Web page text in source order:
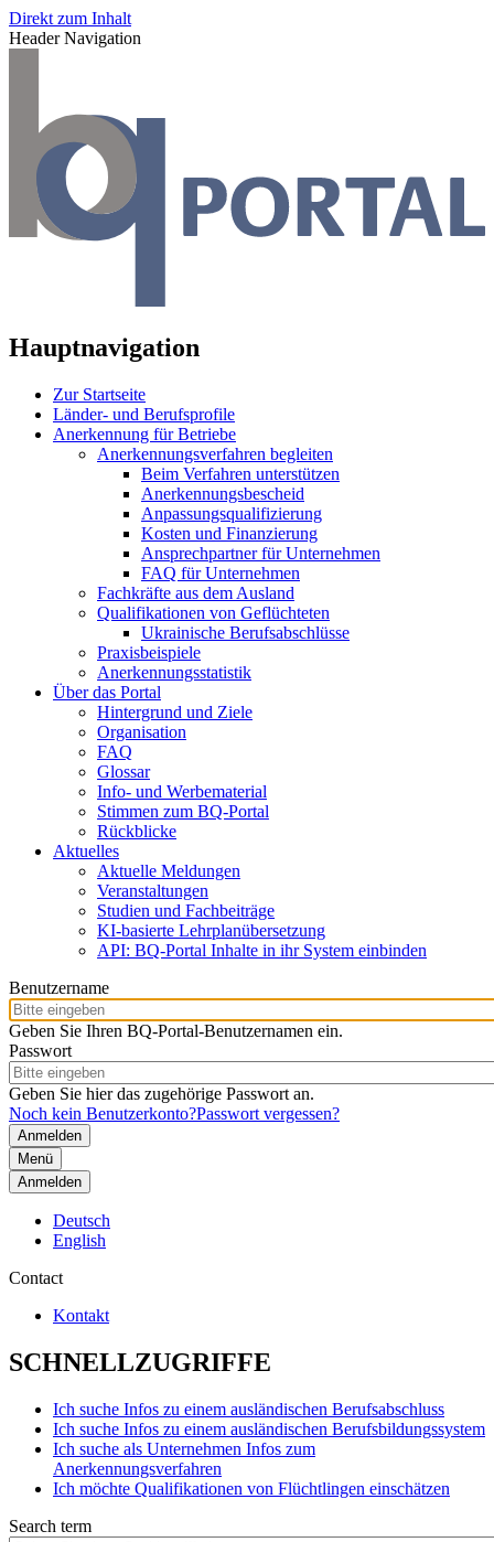
Direkt zum Inhalt
Header Navigation
Hauptnavigation
Zur Startseite
Länder- und Berufsprofile
Anerkennung für Betriebe
Anerkennungsverfahren begleiten
Beim Verfahren unterstützen
Anerkennungsbescheid
Anpassungsqualifizierung
Kosten und Finanzierung
Ansprechpartner für Unternehmen
FAQ für Unternehmen
Fachkräfte aus dem Ausland
Qualifikationen von Geflüchteten
Ukrainische Berufsabschlüsse
Praxisbeispiele
Anerkennungsstatistik
Über das Portal
Hintergrund und Ziele
Organisation
FAQ
Glossar
Info- und Werbematerial
Stimmen zum BQ-Portal
Rückblicke
Aktuelles
Aktuelle Meldungen
Veranstaltungen
Studien und Fachbeiträge
KI-basierte Lehrplanübersetzung
API: BQ-Portal Inhalte in ihr System einbinden
Benutzername
Geben Sie Ihren BQ-Portal-Benutzernamen ein.
Passwort
Geben Sie hier das zugehörige Passwort an.
Noch kein Benutzerkonto?Passwort vergessen?
Menü
Anmelden
Deutsch
English
Contact
Kontakt
SCHNELLZUGRIFFE
Ich suche Infos zu einem ausländischen Berufsabschluss
Ich suche Infos zu einem ausländischen Berufsbildungssystem
Ich suche als Unternehmen Infos zum
Anerkennungsverfahren
Ich möchte Qualifikationen von Flüchtlingen einschätzen
Search term